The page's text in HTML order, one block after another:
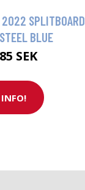
2022 SPLITBOARD
BLUE
SEK
INFO!